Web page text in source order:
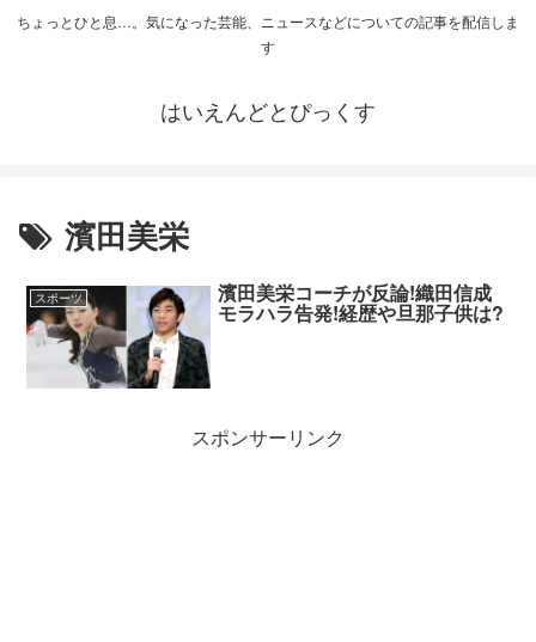
ちょっとひと息…。気になった芸能、ニュースなどについての記事を配信しま
す
はいえんどとぴっくす
濱田美栄
スポーツ 濱田美栄コーチが反論!織田信成
モラハラ告発!経歴や旦那子供は?
スポンサーリンク